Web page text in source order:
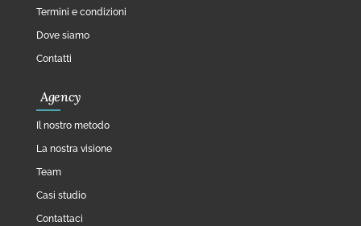
Termini e condizioni
Dove siamo
Contatti
Agency
Il nostro metodo
La nostra visione
Team
Casi studio
Contattaci